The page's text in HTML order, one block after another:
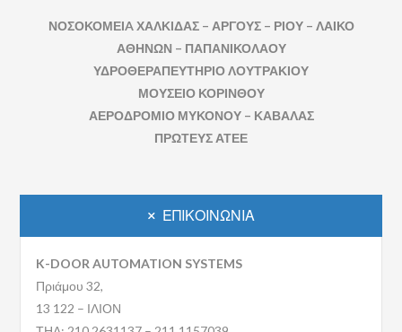
ΝΟΣΟΚΟΜΕΙA ΧΑΛΚΙΔΑΣ – ΑΡΓΟΥΣ – ΡΙΟΥ – ΛΑΙΚΟ
ΑΘΗΝΩΝ – ΠΑΠΑΝΙΚΟΛΑΟΥ
ΥΔΡΟΘΕΡΑΠΕΥΤΗΡΙΟ ΛΟΥΤΡΑΚΙΟΥ
ΜΟΥΣΕΙΟ ΚΟΡΙΝΘΟΥ
ΑΕΡΟΔΡΟΜΙΟ ΜΥΚΟΝΟΥ – ΚΑΒΑΛΑΣ
ΠΡΩΤΕΥΣ ΑΤΕΕ
ΕΠΙΚΟΙΝΩΝΙΑ
K-DOOR AUTOMATION SYSTEMS
Πριάμου 32,
13 122 – ΙΛΙΟΝ